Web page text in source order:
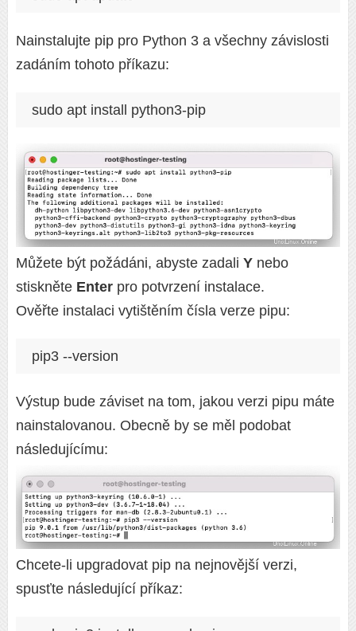
Nainstalujte pip pro Python 3 a všechny závislosti
zadáním tohoto příkazu:
sudo apt install python3-pip
Můžete být požádáni, abyste zadali Y nebo
stiskněte Enter pro potvrzení instalace.
Ověřte instalaci vytištěním čísla verze pipu:
pip3 --version
Výstup bude záviset na tom, jakou verzi pipu máte
nainstalovanou. Obecně by se měl podobat
následujícímu:
Chcete-li upgradovat pip na nejnovější verzi,
spusťte následující příkaz: